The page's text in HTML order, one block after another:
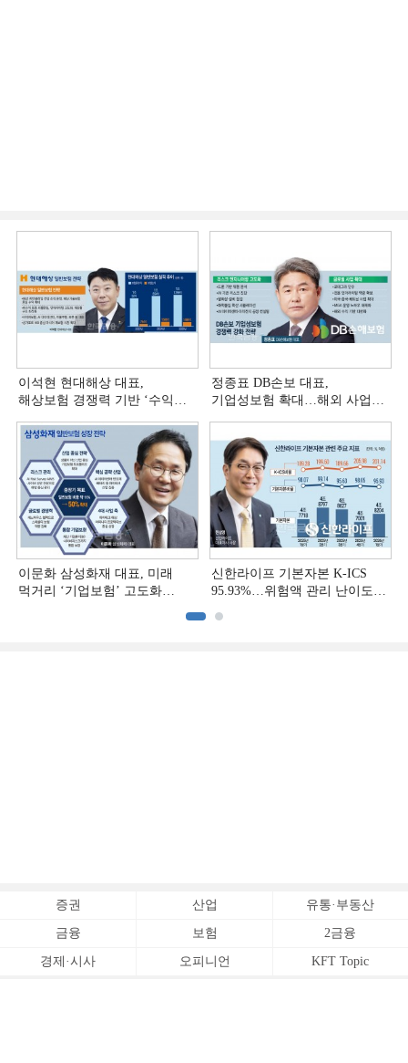
이석현 현대해상 대표,
해상보험 경쟁력 기반 ‘수익
(3)]
정종표 DB손보 대표,
기업성보험 확대…해외 사업
이문화 삼성화재 대표, 미래
먹거리 ‘기업보험’ 고도화
신한라이프 기본자본 K-ICS
95.93%…위험액 관리 난이도
증권 산업 유통·부동산
금융 보험 2금융
경제·시사 오피니언 KFT Topic